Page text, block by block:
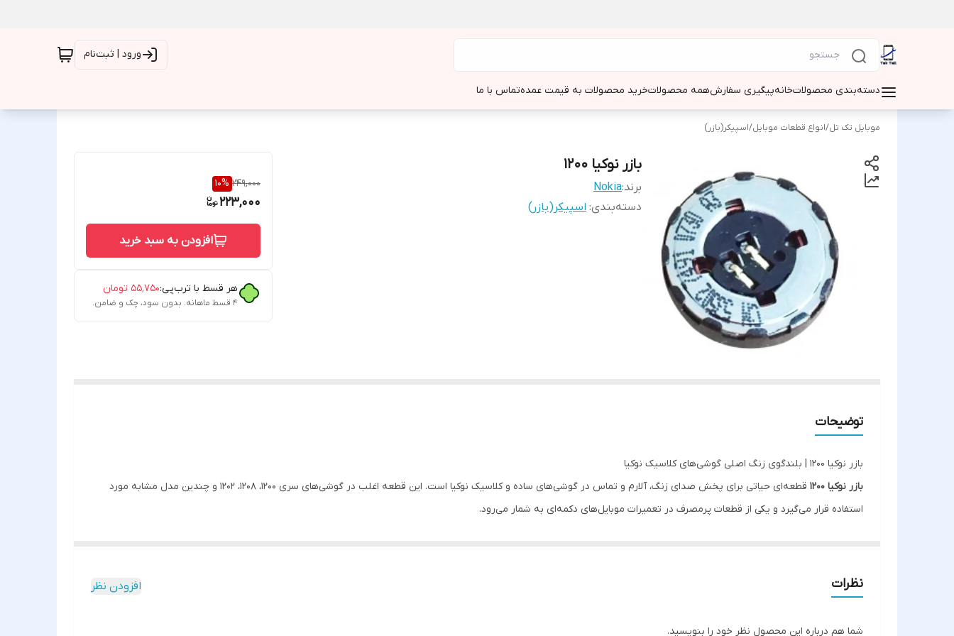
ورود | ثبت‌نام
دسته‌بندی محصولاتخانهپیگیری سفارشهمه محصولاتخرید محصولات به قیمت عمدهتماس با ما
موبایل تک تل/انواع قطعات موبایل/اسپیکر(بازر)
بازر نوکیا 1200
برند:Nokia
دسته‌بندی: اسپیکر(بازر)
249,000
10%
223,000
افزودن به سبد خرید
هر قسط با ترب‌پی:۵۵٬۷۵۰ تومان
۴ قسط ماهانه. بدون سود، چک و ضامن.
توضیحات
بازر نوکیا 1200 | بلندگوی زنگ اصلی گوشی‌های کلاسیک نوکیا
بازر نوکیا 1200
قطعه‌ای حیاتی برای پخش صدای زنگ، آلارم و تماس در گوشی‌های ساده و کلاسیک نوکیا است. این قطعه اغلب در گوشی‌های سری 1200، 1208، 1202 و چندین مدل مشابه مورد
استفاده قرار می‌گیرد و یکی از قطعات پرمصرف در تعمیرات موبایل‌های دکمه‌ای به شمار می‌رود.
📱
🔊کاربرد:
نظرات افزودن نظر
شما هم درباره این محصول نظر خود را بنویسید.